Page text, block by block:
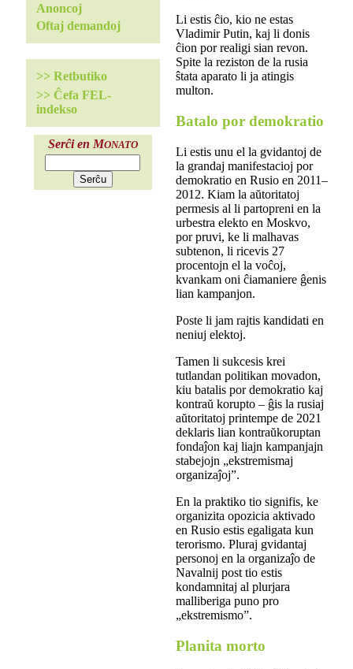
Anoncoj
Oftaj demandoj
>> Retbutiko
>> Ĉefa FEL-
indekso
Serĉi en MONATO
Li estis ĉio, kio ne estas
Vladimir Putin, kaj li donis
ĉion por realigi sian revon.
Spite la reziston de la rusia
ŝtata aparato li ja atingis
multon.
Batalo por demokratio
Li estis unu el la gvidantoj de
la grandaj manifestacioj por
demokratio en Rusio en 2011–
2012. Kiam la aŭtoritatoj
permesis al li partopreni en la
urbestra elekto en Moskvo,
por pruvi, ke li malhavas
subtenon, li ricevis 27
procentojn el la voĉoj,
kvankam oni ĉiamaniere ĝenis
lian kampanjon.
Poste li jam rajtis kandidati en
neniuj elektoj.
Tamen li sukcesis krei
tutlandan politikan movadon,
kiu batalis por demokratio kaj
kontraŭ korupto – ĝis la rusiaj
aŭtoritatoj printempe de 2021
deklaris lian kontraŭkoruptan
fondaĵon kaj liajn kampanjajn
stabejojn „ekstremismaj
organizaĵoj”.
En la praktiko tio signifis, ke
organizita opozicia aktivado
en Rusio estis egaligata kun
terorismo. Pluraj gvidantaj
personoj en la organizaĵo de
Navalnij post tio estis
kondamnitaj al plurjara
malliberiga puno pro
„ekstremismo”.
Planita morto